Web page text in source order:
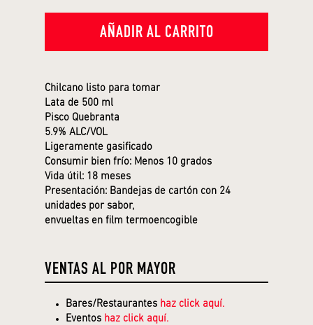
AÑADIR AL CARRITO
Chilcano listo para tomar
Lata de 500 ml
Pisco Quebranta
5.9% ALC/VOL
Ligeramente gasificado
Consumir bien frío: Menos 10 grados
Vida útil: 18 meses
Presentación: Bandejas de cartón con 24
unidades por sabor,
envueltas en film termoencogible
VENTAS AL POR MAYOR
Bares/Restaurantes haz click aquí.
Eventos haz click aquí.